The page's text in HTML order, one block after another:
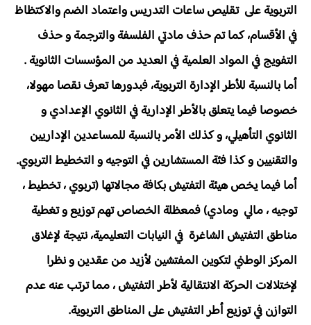
التربوية على تقليص ساعات التدريس واعتماد الضم والاكتظاظ
في الأقسام، كما تم حذف مادتي الفلسفة والترجمة و حذف
التفويج في المواد العلمية في العديد من المؤسسات الثانوية .
أما بالنسبة للأطر الإدارة التربوية، فبدورها تعرف نقصا مهولا،
خصوصا فيما يتعلق بالأطر الإدارية في الثانوي الإعدادي و
الثانوي التأهيلي، و كذلك الأمر بالنسبة للمساعدين الإداريين
والتقنيين و كذا فئة المستشارين في التوجيه و التخطيط التربوي.
أما فيما يخص هيئة التفتيش بكافة مجالاتها (تربوي ، تخطيط ،
توجيه ، مالي ومادي) فمعظلة الخصاص تهم توزيع و تغطية
مناطق التفتيش الشاغرة في النيابات التعليمية، نتيجة لإغلاق
المركز الوطني لتكوين المفتشين لأزيد من عقدين و نظرا
لإختلالات الحركة الانتقالية لأطر التفتيش ، مما ترتب عنه عدم
التوازن في توزيع أطر التفتيش على المناطق التربوية.